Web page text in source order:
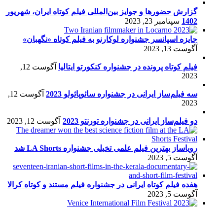
گزارش حضورها و جوایز بین‌المللی فیلم کوتاه ایران، شهریور
1402 سپتامبر 23, 2023
جایزه اسپانسر جشنواره لوکارنو به فیلم کوتاه «نگهبان»
آگوست 13, 2023
فیلم کوتاه پرونده در جشنواره کنکورتو ایتالیا
آگوست 12,
2023
سه فیلم‌ساز ایرانی در جشنواره سائوپائولو 2023
آگوست 12,
2023
دو فیلم‌ساز ایرانی در جشنواره تورنتو 2023 آگوست 12, 2023
رویاساز بهترین فیلم علمی تخیلی جشنواره LA Shorts شد
آگوست 5, 2023
هفده فیلم کوتاه ایرانی در جشنواره فیلم مستند و کوتاه کرالا
آگوست 5, 2023